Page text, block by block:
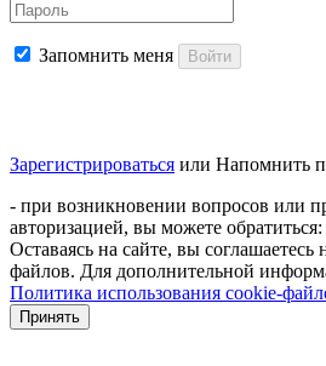
Запомнить меня Войти
Зарегистрироваться или Напомнить
- при возникновении вопросов или
авторизацией, вы можете
Оставаясь на сайте, вы соглашаетесь
файлов. Для дополнительной
Политика использования cookie-
Принять